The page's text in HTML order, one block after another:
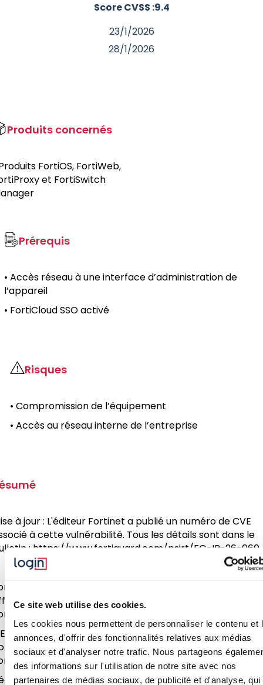
Ce site web utilise des cookies.
Les cookies nous permettent de personnaliser le contenu et
annonces, d'offrir des fonctionnalités relatives aux médias
sociaux et d'analyser notre trafic. Nous partageons
des informations sur l'utilisation de notre site avec nos
partenaires de médias sociaux, de publicité et d'analyse, qui
Score CVSS :9.4
23/1/2026
28/1/2026
Produits concernés
FortiOS, FortiWeb,
et FortiSwitch
Prérequis
• Accès réseau à une interface d’administration de
l’appareil
• FortiCloud SSO activé
Risques
• Compromission de l’équipement
• Accès au réseau interne de l’entreprise
à jour : L'éditeur Fortinet a publié un numéro de CVE
à cette vulnérabilité. Tous les détails sont dans le
: https://www.fortiguard.com/psirt/FG-IR-26-060
a publié un article de blog sur une vulnérabilité
ses produits FortiOS, FortiWeb, FortiProxy et
Manager.
décembre 2025, Fortinet a corrigé deux vulnérabilités
un bypass d’authentification de la connexion
SSO a ses équipements.
et malgré des équipements totalement à